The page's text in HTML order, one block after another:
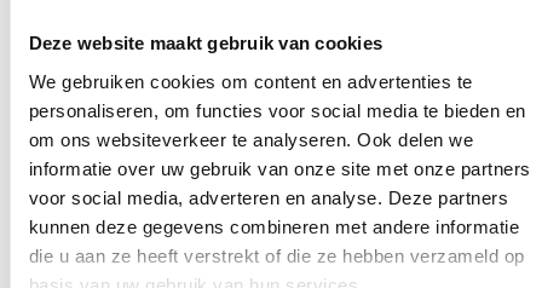
Deze website maakt gebruik van cookies
We gebruiken cookies om content en advertenties te
personaliseren, om functies voor social media te bieden en
om ons websiteverkeer te analyseren. Ook delen we
informatie over uw gebruik van onze site met onze partners
voor social media, adverteren en analyse. Deze partners
kunnen deze gegevens combineren met andere informatie
die u aan ze heeft verstrekt of die ze hebben verzameld op
08:30 tot 17:00
Bel Anca E-mail Anca Contactformulier